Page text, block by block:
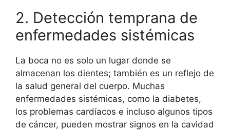
2. Detección temprana de
enfermedades sistémicas
La boca no es solo un lugar donde se
almacenan los dientes; también es un reflejo de
la salud general del cuerpo. Muchas
enfermedades sistémicas, como la diabetes,
los problemas cardíacos e incluso algunos tipos
de cáncer, pueden mostrar signos en la cavidad